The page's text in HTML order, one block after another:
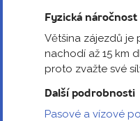
Fyzická náročnost
Většina zájezdů je
nachodí až 15 km
proto zvažte své
Další podrobnosti
Pasové a vízové